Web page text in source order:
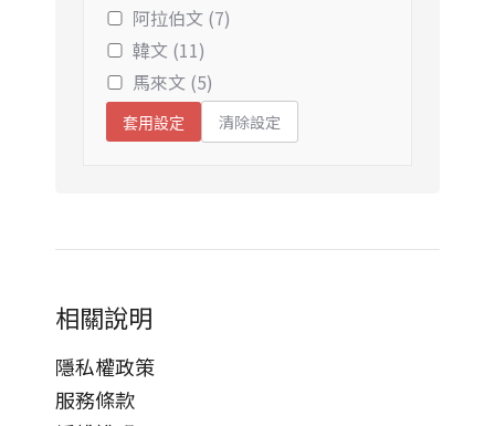
阿拉伯文 (7)
韓文 (11)
馬來文 (5)
套用設定 清除設定
相關說明
隱私權政策
服務條款